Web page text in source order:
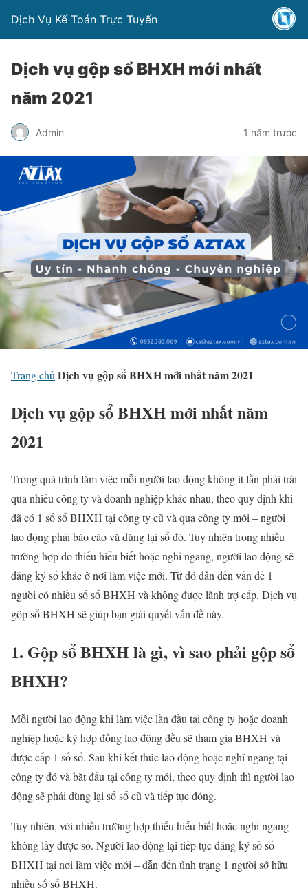
Dịch Vụ Kế Toán Trực Tuyến
Dịch vụ gộp sổ BHXH mới nhất
năm 2021
Admin 1 năm trước
Trang chủ Dịch vụ gộp sổ BHXH mới nhất năm 2021
Dịch vụ gộp sổ BHXH mới nhất năm
2021
Trong quá trình làm việc mỗi người lao động không ít lần phải trải
qua nhiều công ty và doanh nghiệp khác nhau, theo quy định khi
đã có 1 số sổ BHXH tại công ty cũ và qua công ty mới – người
lao động phải báo cáo và dùng lại sổ đó. Tuy nhiên trong nhiều
trường hợp do thiếu hiểu biết hoặc nghỉ ngang, người lao động sẽ
đăng ký sổ khác ở nơi làm việc mới. Từ đó dẫn đến vấn đề 1
người có nhiều số sổ BHXH và không được lãnh trợ cấp. Dịch vụ
gộp sổ BHXH sẽ giúp bạn giải quyết vấn đề này.
1. Gộp sổ BHXH là gì, vì sao phải gộp sổ
BHXH?
Mỗi người lao động khi làm việc lần đầu tại công ty hoặc doanh
nghiệp hoặc ký hợp đồng lao động đều sẽ tham gia BHXH và
được cấp 1 số sổ. Sau khi kết thúc lao động hoặc nghỉ ngang tại
công ty đó và bắt đầu tại công ty mới, theo quy định thì người lao
động sẽ phải dùng lại số sổ cũ và tiếp tục đóng.
Tuy nhiên, với nhiều trường hợp thiếu hiểu biết hoặc nghỉ ngang
không lấy được sổ. Người lao động lại tiếp tục đăng ký số sổ
BHXH tại nơi làm việc mới – dẫn đến tình trạng 1 người sở hữu
nhiều số sổ BHXH.